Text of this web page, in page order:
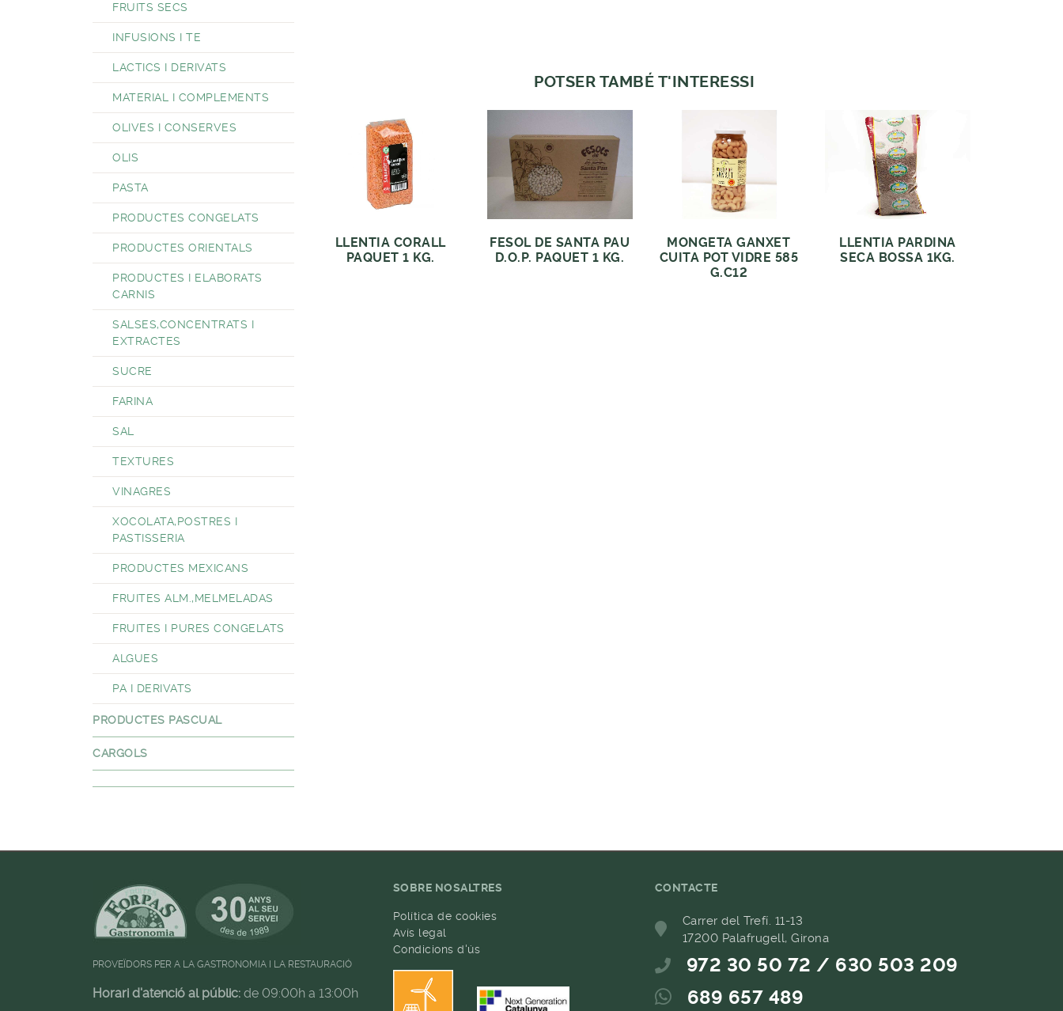
FRUITS SECS
INFUSIONS I TE
LACTICS I DERIVATS
MATERIAL I COMPLEMENTS
OLIVES I CONSERVES
OLIS
PASTA
PRODUCTES CONGELATS
PRODUCTES ORIENTALS
PRODUCTES I ELABORATS
CARNIS
SALSES,CONCENTRATS I
EXTRACTES
SUCRE
FARINA
SAL
TEXTURES
VINAGRES
XOCOLATA,POSTRES I
PASTISSERIA
PRODUCTES MEXICANS
FRUITES ALM.,MELMELADAS
FRUITES I PURES CONGELATS
ALGUES
PA I DERIVATS
PRODUCTES PASCUAL
CARGOLS
POTSER TAMBÉ T'INTERESSI
LLENTIA CORALL
PAQUET 1 KG.
FESOL DE SANTA PAU
D.O.P. PAQUET 1 KG.
MONGETA GANXET
CUITA POT VIDRE 585
G.C12
LLENTIA PARDINA
SECA BOSSA 1KG.
PROVEÏDORS PER A LA GASTRONOMIA I LA RESTAURACIÓ
Horari d'atenció al públic: de 09:00h a 13:00h
SOBRE NOSALTRES
Política de cookies
Avís legal
Condicions d'ús
CONTACTE
Carrer del Trefí. 11-13
17200 Palafrugell, Girona
972 30 50 72 / 630 503 209
689 657 489